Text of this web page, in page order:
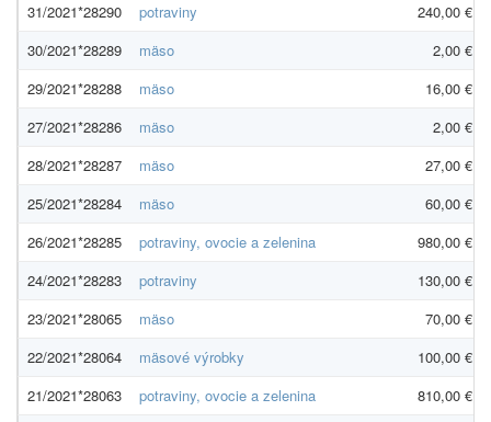
31/2021*28290
potraviny 240,00 €
30/2021*28289
mäso 2,00 €
29/2021*28288
mäso 16,00 €
27/2021*28286
mäso 2,00 €
28/2021*28287
mäso 27,00 €
25/2021*28284
mäso 60,00 €
26/2021*28285
potraviny, ovocie a zelenina 980,00 €
24/2021*28283
potraviny 130,00 €
23/2021*28065
mäso 70,00 €
22/2021*28064
mäsové výrobky 100,00 €
21/2021*28063
potraviny, ovocie a zelenina 810,00 €